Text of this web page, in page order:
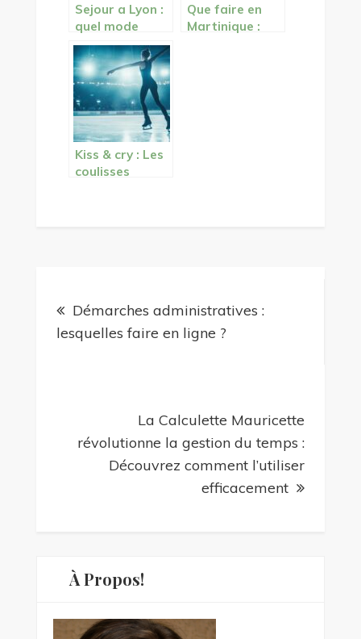
Sejour a Lyon :
quel mode
d’hebergement
choisir ?
Que faire en
Martinique :
Kiss & cry : Les
coulisses
deDémarches administratives :
lesquelles faire en ligne ?
La Calculette Mauricette
révolutionne la gestion du temps :
Découvrez comment l’utiliser
efficacement
À Propos!